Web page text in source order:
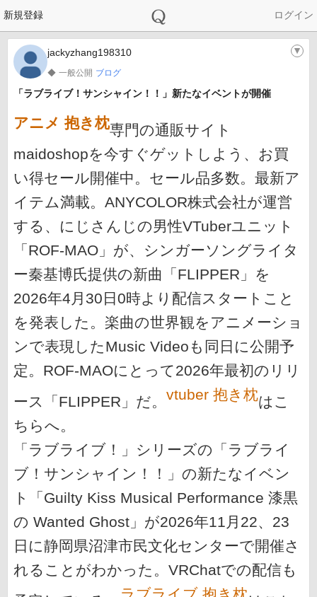
新規登録 ログイン
jackyzhang198310
◆ 一般公開 ブログ
▼
「ラブライブ！サンシャイン！！」新たなイベントが開催
アニメ 抱き枕専門の通販サイト
maidoshopを今すぐゲットしよう、お買
い得セール開催中。セール品多数。最新ア
イテム満載。ANYCOLOR株式会社が運営
する、にじさんじの男性VTuberユニット
「ROF-MAO」が、シンガーソングライタ
ー秦基博氏提供の新曲「FLIPPER」を
2026年4月30日0時より配信スタートこと
を発表した。楽曲の世界観をアニメーショ
ンで表現したMusic Videoも同日に公開予
定。ROF-MAOにとって2026年最初のリリ
ース「FLIPPER」だ。 vtuber 抱き枕はこ
ちらへ。
「ラブライブ！」シリーズの「ラブライ
ブ！サンシャイン！！」の新たなイベン
ト「Guilty Kiss Musical Performance 漆黒
の Wanted Ghost」が2026年11月22、23
日に静岡県沼津市民文化センターで開催さ
れることがわかった。VRChatでの配信も